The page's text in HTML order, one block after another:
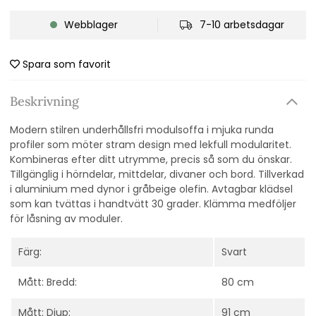
Webblager 7-10 arbetsdagar
Spara som favorit
Beskrivning
Modern stilren underhållsfri modulsoffa i mjuka runda
profiler som möter stram design med lekfull modularitet.
Kombineras efter ditt utrymme, precis så som du önskar.
Tillgänglig i hörndelar, mittdelar, divaner och bord. Tillverkad
i aluminium med dynor i gråbeige olefin. Avtagbar klädsel
som kan tvättas i handtvätt 30 grader. Klämma medföljer
för låsning av moduler.
Färg: Svart
Mått: Bredd: 80 cm
Mått: Djup: 91 cm